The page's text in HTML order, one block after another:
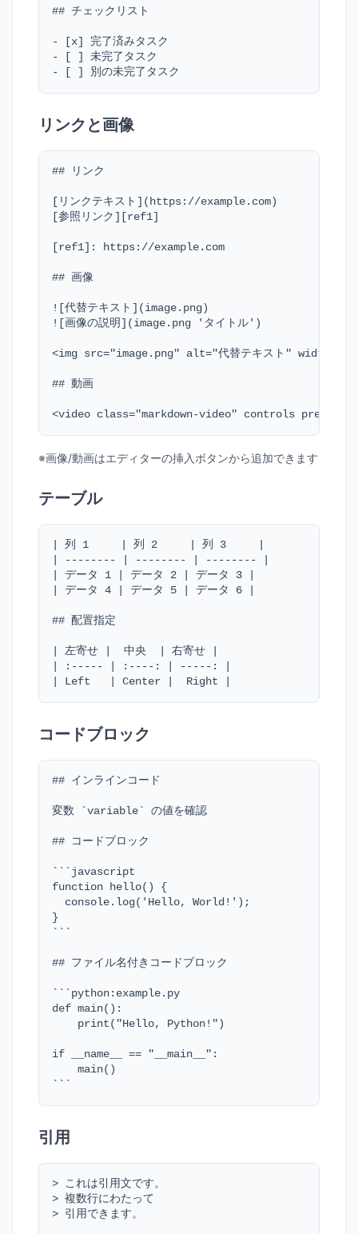
## チェックリスト
- [x] 完了済みタスク
- [ ] 未完了タスク
- [ ] 別の未完了タスク
リンクと画像
## リンク
[リンクテキスト](https://example.com)
[参照リンク][ref1]
[ref1]: https://example.com
## 画像
![代替テキスト](image.png)
![画像の説明](image.png 'タイトル')
<img src="image.png" alt="代替テキスト"
## 動画
<video class="markdown-video" controls
※画像/動画はエディターの挿入ボタンから追加できます
テーブル
| 列 1     | 列 2     | 列 3     |
| -------- | -------- | -------- |
| データ 1 | データ 2 | データ 3 |
| データ 4 | データ 5 | データ 6 |
## 配置指定
| 左寄せ |  中央  | 右寄せ |
| :----- | :----: | -----: |
| Left   | Center |  Right |
コードブロック
## インラインコード
変数 `variable` の値を確認
## コードブロック
```javascript
function hello() {
  console.log('Hello, World!');
}
```
## ファイル名付きコードブロック
```python:example.py
def main():
    print("Hello, Python!")
if __name__ == "__main__":
    main()
```
引用
> これは引用文です。
> 複数行にわたって
> 引用できます。